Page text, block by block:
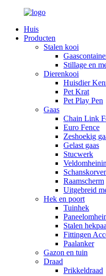
Huis
Producten
Stalen kooi
Stillage en
Dierenkooi
Huisdier
Pet Krat
Pet Play Pen
Gaas
Chain Link
Euro Fence
Zeshoekig
Gelast gaas
Stucwerk
Raamscherm
Uitgebreid
Hek en poort
Tuinhek
Stalen
Fittingen
Paalanker
Gazon en tuin
Draad
Prikkeldraad